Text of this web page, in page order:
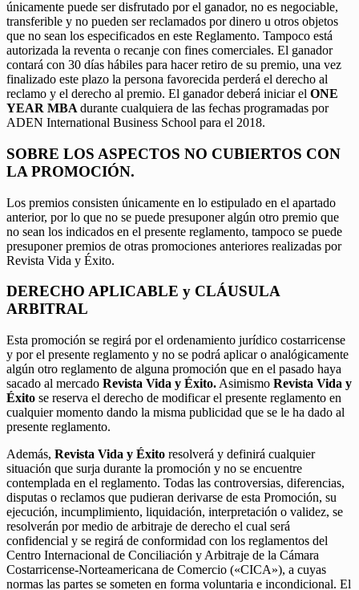
únicamente puede ser disfrutado por el ganador, no es negociable,
transferible y no pueden ser reclamados por dinero u otros objetos
que no sean los especificados en este Reglamento. Tampoco está
autorizada la reventa o recanje con fines comerciales. El ganador
contará con 30 días hábiles para hacer retiro de su premio, una vez
finalizado este plazo la persona favorecida perderá el derecho al
reclamo y el derecho al premio. El ganador deberá iniciar el ONE
YEAR MBA durante cualquiera de las fechas programadas por
ADEN International Business School para el 2018.
SOBRE LOS ASPECTOS NO CUBIERTOS CON
LA PROMOCIÓN.
Los premios consisten únicamente en lo estipulado en el apartado
anterior, por lo que no se puede presuponer algún otro premio que
no sean los indicados en el presente reglamento, tampoco se puede
presuponer premios de otras promociones anteriores realizadas por
Revista Vida y Éxito.
DERECHO APLICABLE y CLÁUSULA
ARBITRAL
Esta promoción se regirá por el ordenamiento jurídico costarricense
y por el presente reglamento y no se podrá aplicar o analógicamente
algún otro reglamento de alguna promoción que en el pasado haya
sacado al mercado Revista Vida y Éxito. Asimismo Revista Vida y
Éxito se reserva el derecho de modificar el presente reglamento en
cualquier momento dando la misma publicidad que se le ha dado al
presente reglamento.
Además, Revista Vida y Éxito resolverá y definirá cualquier
situación que surja durante la promoción y no se encuentre
contemplada en el reglamento. Todas las controversias, diferencias,
disputas o reclamos que pudieran derivarse de esta Promoción, su
ejecución, incumplimiento, liquidación, interpretación o validez, se
resolverán por medio de arbitraje de derecho el cual será
confidencial y se regirá de conformidad con los reglamentos del
Centro Internacional de Conciliación y Arbitraje de la Cámara
Costarricense-Norteamericana de Comercio («CICA»), a cuyas
normas las partes se someten en forma voluntaria e incondicional. El